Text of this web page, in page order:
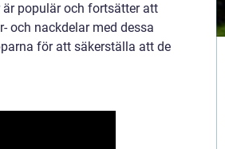
är populär och fortsätter att
och nackdelar med dessa
för att säkerställa att de